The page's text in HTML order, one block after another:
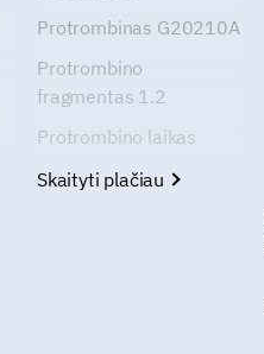
Protrombinas G20210A
Protrombino
fragmentas 1.2
Protrombino laikas
Skaityti plačiau